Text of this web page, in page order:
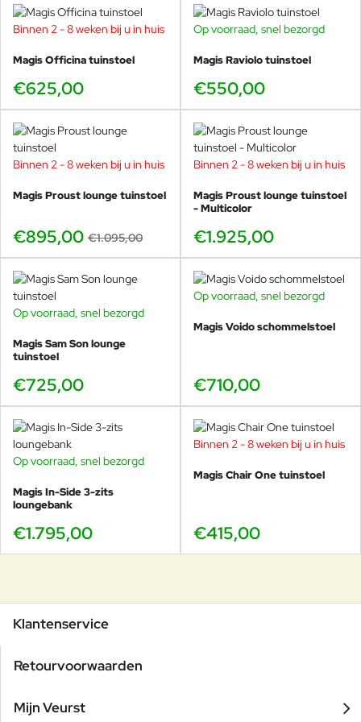
Binnen 2 - 8 weken bij u in huis
Magis Officina tuinstoel
€625,00
Op voorraad, snel bezorgd
Magis Raviolo tuinstoel
€550,00
-18%
Binnen 2 - 8 weken bij u in huis
Magis Proust lounge tuinstoel
€895,00 €1.095,00
Binnen 2 - 8 weken bij u in huis
Magis Proust lounge tuinstoel
- Multicolor
€1.925,00
Op voorraad, snel bezorgd
Magis Sam Son lounge
tuinstoel
€725,00
Op voorraad, snel bezorgd
Magis Voido schommelstoel
€710,00
Op voorraad, snel bezorgd
Magis In-Side 3-zits
loungebank
€1.795,00
Binnen 2 - 8 weken bij u in huis
Magis Chair One tuinstoel
€415,00
Klantenservice
Retourvoorwaarden
Mijn Veurst